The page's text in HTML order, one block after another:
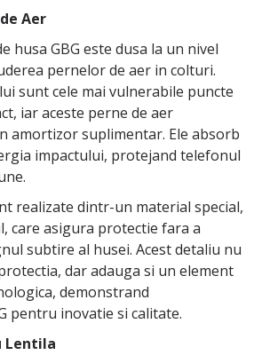
Aer
husa GBG este dusa la un nivel
pernelor de aer in colturi.
sunt cele mai vulnerabile puncte
iar aceste perne de aer
amortizor suplimentar. Ele absorb
impactului, protejand telefonul
realizate dintr-un material special,
care asigura protectie fara a
subtire al husei. Acest detaliu nu
dar adauga si un element
demonstrand
pentru inovatie si calitate.
Lentila